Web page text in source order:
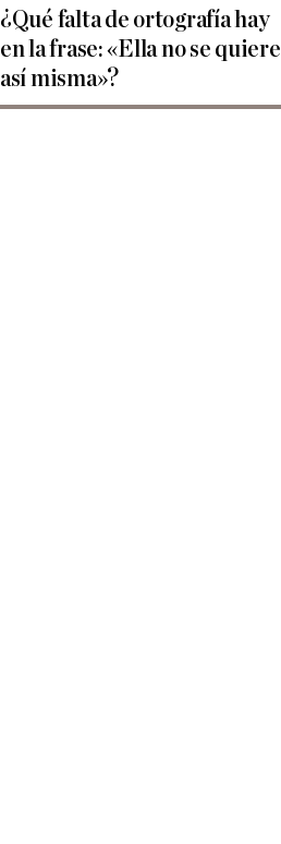
¿Qué falta de ortografía hay
en la frase: «Ella no se quiere
así misma»?